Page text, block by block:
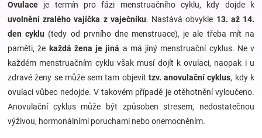
a
kojenecká
výbava
Hračky
a
Ovulace je termín pro fázi menstruačního cyklu, kdy dojde k
uvolnění zralého vajíčka z vaječníku. Nastává obvykle 13. až 14.
den cyklu (tedy od prvního dne menstruace), je ale třeba mít na
paměti, že každá žena je jiná a má jiný menstruační cyklus. Ne v
každém menstruačním cyklu však musí dojít k ovulaci, naopak i u
zdravé ženy se může sem tam objevit tzv. anovulační cyklus, kdy k
ovulaci vůbec nedojde. V takovém případě je otěhotnění vyloučeno.
Anovulační cyklus může být způsoben stresem, nedostatečnou
výživou, hormonálními poruchami nebo onemocněním.